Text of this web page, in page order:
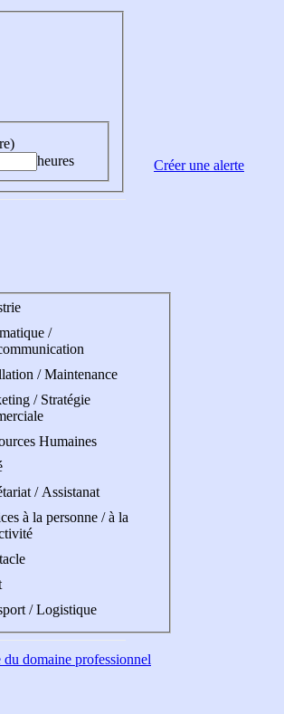
heures
/
/ Maintenance
/ Stratégie
Humaines
/ Assistanat
à la personne / à la
/ Logistique
domaine professionnel
Créer une alerte